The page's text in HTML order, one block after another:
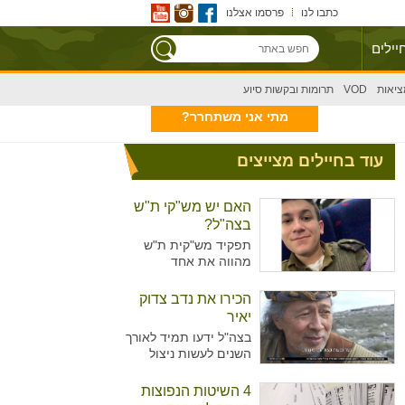
כתבו לנו פרסמו אצלנו
VOD תרומות ובקשות סיוע
מתי אני משתחרר?
עוד בחיילים מצייצים
האם יש מש"קי ת"ש
בצה"ל?
תפקיד מש"קית ת"ש
מהווה את אחד
יותר עם נשים מאשר
גברים בצה"ל. מדובר על
תפקיד המקביל לתפקיד
של עובדת סוציאלית
ויועצת בבתי הספר,
להכשיר גם גברים לאותו
הכירו את נדב צדוק
יאיר
בצה"ל ידעו תמיד לאורך
השנים לעשות ניצול
שלו ידע נרחב בתחומים
4 השיטות הנפוצות